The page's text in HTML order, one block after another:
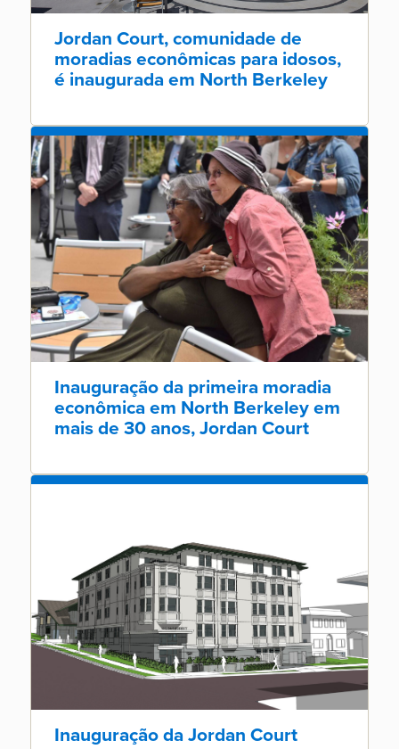
Jordan Court, comunidade de
moradias econômicas para idosos,
é inaugurada em North Berkeley
Inauguração da primeira moradia
econômica em North Berkeley em
mais de 30 anos, Jordan Court
Inauguração da Jordan Court